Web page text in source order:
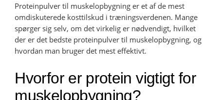
Proteinpulver til muskelopbygning er et af de mest
omdiskuterede kosttilskud i træningsverdenen. Mange
spørger sig selv, om det virkelig er nødvendigt, hvilket
der er det bedste proteinpulver til muskelopbygning, og
hvordan man bruger det mest effektivt.
Hvorfor er protein vigtigt for
muskelopbygning?